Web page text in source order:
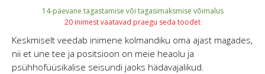
14-päevane tagastamise või tagasimaksmise võimalus
20 inimest vaatavad praegu seda toodet
Keskmiselt veedab inimene kolmandiku oma ajast magades,
nii et une tee ja positsioon on meie heaolu ja
psühhofüüsikalise seisundi jaoks hädavajalikud.